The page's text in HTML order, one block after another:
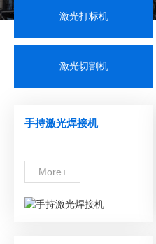
激光打标机
激光切割机
手持激光焊接机
More+